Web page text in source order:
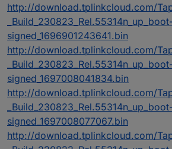
http://download.tplinkcloud.com/
_Build_230823_Rel.55314n_up_boot-
signed_1696901243641.bin
http://download.tplinkcloud.com/
_Build_230823_Rel.55314n_up_boot-
signed_1697008041834.bin
http://download.tplinkcloud.com/
_Build_230823_Rel.55314n_up_boot-
signed_1697008077067.bin
http://download.tplinkcloud.com/